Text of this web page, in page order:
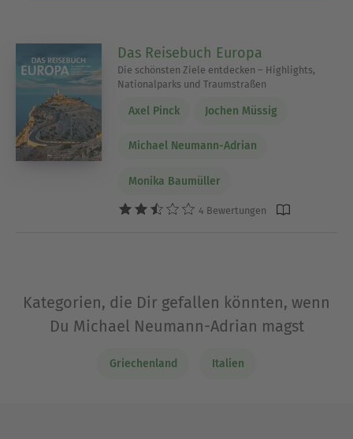
Das Reisebuch Europa
Die schönsten Ziele entdecken – Highlights,
Nationalparks und Traumstraßen
Axel Pinck Jochen Müssig
Michael Neumann-Adrian
Monika Baumüller
4 Bewertungen
Kategorien, die Dir gefallen könnten, wenn
Du Michael Neumann-Adrian magst
Griechenland Italien